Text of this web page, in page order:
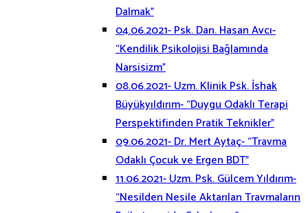
Dalmak”
04.06.2021- Psk. Dan. Hasan Avcı-
“Kendilik Psikolojisi Bağlamında
Narsisizm”
08.06.2021- Uzm. Klinik Psk. İshak
Büyükyıldırım- “Duygu Odaklı Terapi
Perspektifinden Pratik Teknikler”
09.06.2021- Dr. Mert Aytaç- “Travma
Odaklı Çocuk ve Ergen BDT”
11.06.2021- Uzm. Psk. Gülcem Yıldırım-
“Nesilden Nesile Aktarılan Travmaların